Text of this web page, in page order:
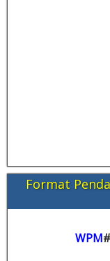
Format
WPM#